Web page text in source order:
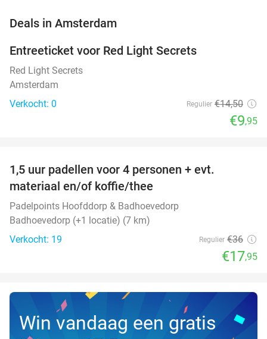
Deals in Amsterdam
TODAY
Entreeticket voor Red Light Secrets
Red Light Secrets
Amsterdam
Verkocht: 0
Regulier €14,50
€9,95
TODAY
1,5 uur padellen voor 4 personen + evt.
materiaal en/of koffie/thee
Padelpoints Hoofddorp & Badhoevedorp
Badhoevedorp (+1 locatie) (7 km)
Verkocht: 19
Regulier €36
€17,95
Win vandaag een gratis